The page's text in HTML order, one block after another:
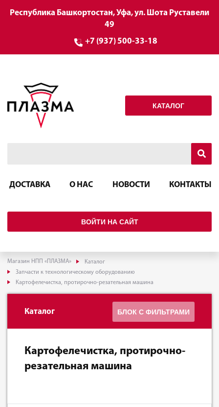
Республика Башкортостан, Уфа, ул. Шота Руставели
49
+7 (937) 500-33-18
КАТАЛОГ
ДОСТАВКА О НАС НОВОСТИ КОНТАКТЫ
ВОЙТИ НА САЙТ
Магазин НПП «ПЛАЗМА»
Каталог
Запчасти к технологическому оборудованию
Картофелечистка, протирочно-резательная машина
Каталог БЛОК С ФИЛЬТРАМИ
Картофелечистка, протирочно-
резательная машина